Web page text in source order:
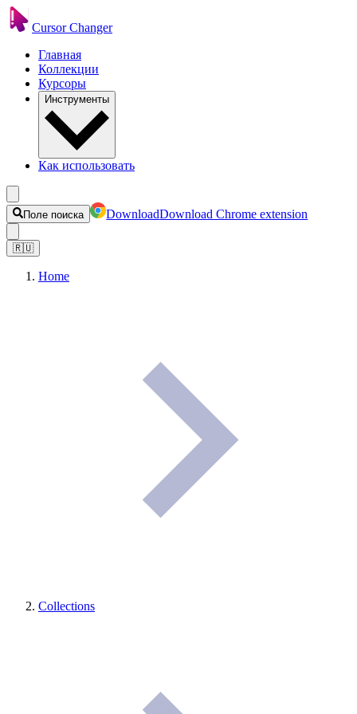
Cursor Changer
Главная
Коллекции
Курсоры
Инструменты
Как использовать
Поле поиска DownloadDownload Chrome extension
🇷🇺
Home
Collections